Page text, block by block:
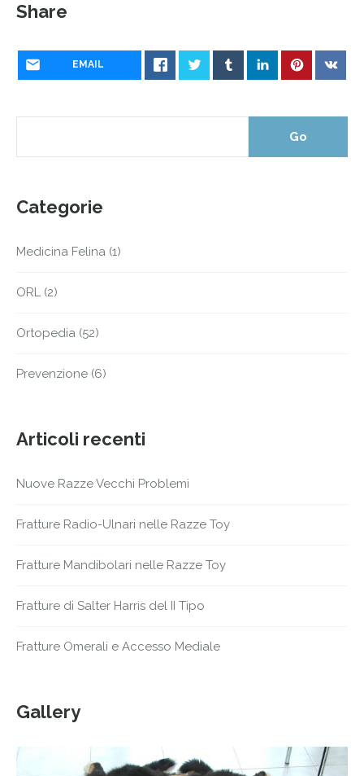
Share
EMAIL
Categorie
Medicina Felina (1)
ORL (2)
Ortopedia (52)
Prevenzione (6)
Articoli recenti
Nuove Razze Vecchi Problemi
Fratture Radio-Ulnari nelle Razze Toy
Fratture Mandibolari nelle Razze Toy
Fratture di Salter Harris del II Tipo
Fratture Omerali e Accesso Mediale
Gallery